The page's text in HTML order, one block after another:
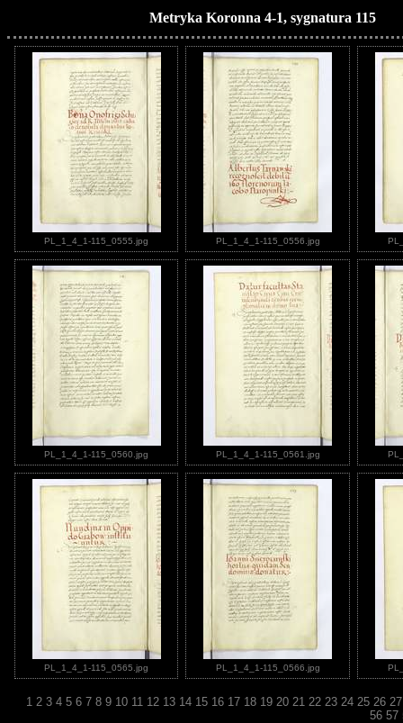
Metryka Koronna 4-1, sygnatura 115
PL_1_4_1-115_0555.jpg PL_1_4_1-115_0556.jpg
PL_1_4_1-115_0560.jpg PL_1_4_1-115_0561.jpg
PL_1_4_1-115_0565.jpg PL_1_4_1-115_0566.jpg
1 2 3 4 5 6 7 8 9 10 11 12 13 14 15 16 17 18 19 20 21 22 23 24 25 26
56 57